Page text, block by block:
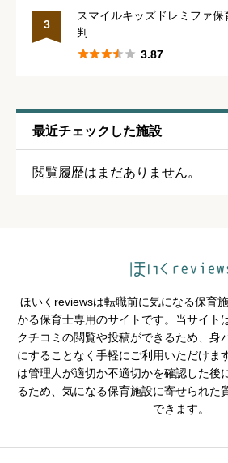
星の数をお選びください
通いやすさ
星の数をお選びください 
シフトの融通
星の数をお選びください 
残業・持ち帰り仕事の少なさ
3
スマイルキッズドレミファ
判
 3.87
最近チェックした施設
閲覧履歴はまだありません。
ほいくreviewsは転職前に気になる保育
かる保育士専用のサイトです。当サイト
クチコミの閲覧や投稿ができるため、身
にすることなく手軽にご利用いただけま
は管理人が適切か不適切かを確認した後
るため、気になる保育施設に寄せられた
できます。